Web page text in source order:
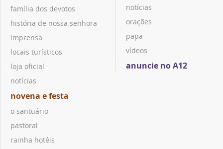
família dos devotos
história de nossa senhora
imprensa
locais turísticos
loja oficial
notícias
novena e festa
o santuário
pastoral
rainha hotéis
notícias
orações
papa
vídeos
anuncie no A12